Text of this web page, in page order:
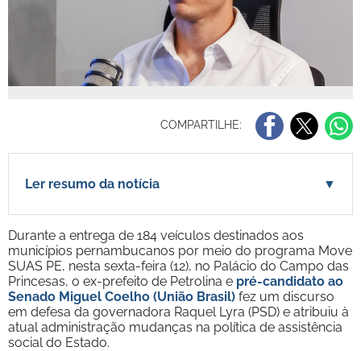
COMPARTILHE:
Ler resumo da notícia ▼
Durante a entrega de 184 veículos destinados aos
municípios pernambucanos por meio do programa Move
SUAS PE, nesta sexta-feira (12), no Palácio do Campo das
Princesas, o ex-prefeito de Petrolina e pré-candidato ao
Senado Miguel Coelho (União Brasil) fez um discurso
em defesa da governadora Raquel Lyra (PSD) e atribuiu à
atual administração mudanças na política de assistência
social do Estado.